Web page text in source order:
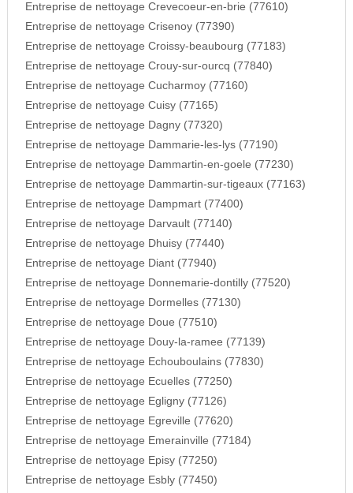
Entreprise de nettoyage Crevecoeur-en-brie (77610)
Entreprise de nettoyage Crisenoy (77390)
Entreprise de nettoyage Croissy-beaubourg (77183)
Entreprise de nettoyage Crouy-sur-ourcq (77840)
Entreprise de nettoyage Cucharmoy (77160)
Entreprise de nettoyage Cuisy (77165)
Entreprise de nettoyage Dagny (77320)
Entreprise de nettoyage Dammarie-les-lys (77190)
Entreprise de nettoyage Dammartin-en-goele (77230)
Entreprise de nettoyage Dammartin-sur-tigeaux (77163)
Entreprise de nettoyage Dampmart (77400)
Entreprise de nettoyage Darvault (77140)
Entreprise de nettoyage Dhuisy (77440)
Entreprise de nettoyage Diant (77940)
Entreprise de nettoyage Donnemarie-dontilly (77520)
Entreprise de nettoyage Dormelles (77130)
Entreprise de nettoyage Doue (77510)
Entreprise de nettoyage Douy-la-ramee (77139)
Entreprise de nettoyage Echouboulains (77830)
Entreprise de nettoyage Ecuelles (77250)
Entreprise de nettoyage Egligny (77126)
Entreprise de nettoyage Egreville (77620)
Entreprise de nettoyage Emerainville (77184)
Entreprise de nettoyage Episy (77250)
Entreprise de nettoyage Esbly (77450)